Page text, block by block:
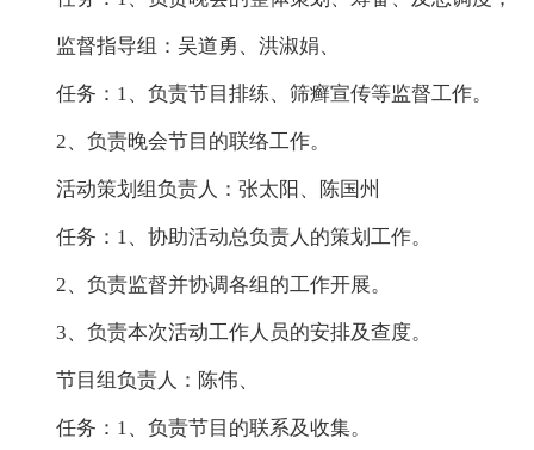
监督指导组：吴道勇、洪淑娟、
任务：1、负责节目排练、筛癣宣传等监督工作。
2、负责晚会节目的联络工作。
活动策划组负责人：张太阳、陈国州
任务：1、协助活动总负责人的策划工作。
2、负责监督并协调各组的工作开展。
3、负责本次活动工作人员的安排及查度。
节目组负责人：陈伟、
任务：1、负责节目的联系及收集。